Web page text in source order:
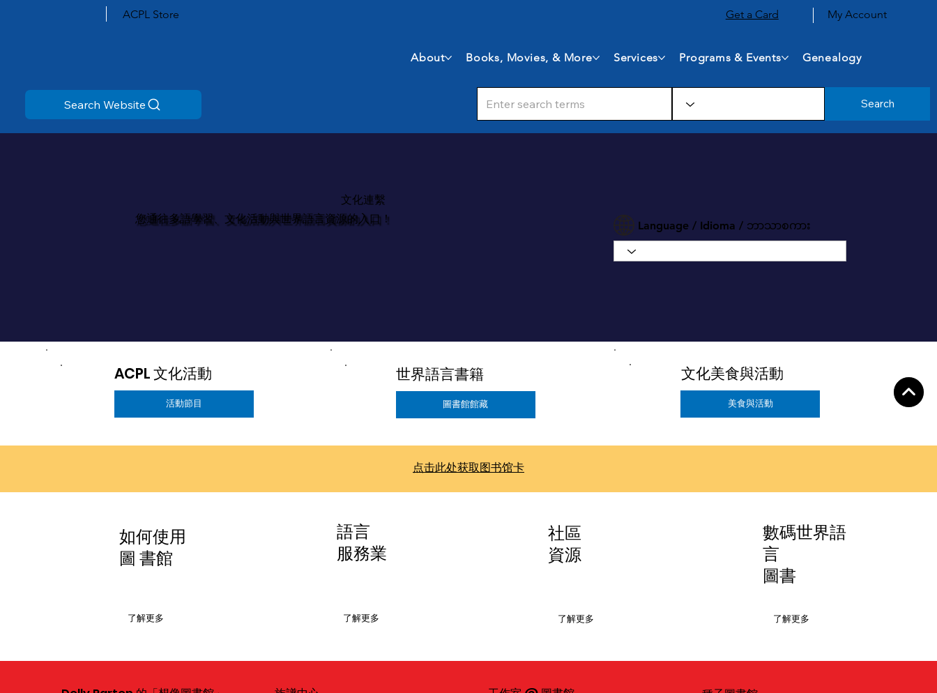
ACPL Store Get a Card My Account
About Books, Movies, & More Services Programs & Events Genealogy
Search Website Search
文化連繫
您通往多語學習、文化活動與世界語言資源的入口！
Language / Idioma / ဘာသာစကား
ACPL 文化活動
活動節目
世界語言書籍
圖書館館藏
文化美食與活動
美食與活動
点击此处获取图书馆卡
如何使用
圖 書館
了解更多
語言
服務業
了解更多
社區
資源
了解更多
數碼世界語
言
圖書
了解更多